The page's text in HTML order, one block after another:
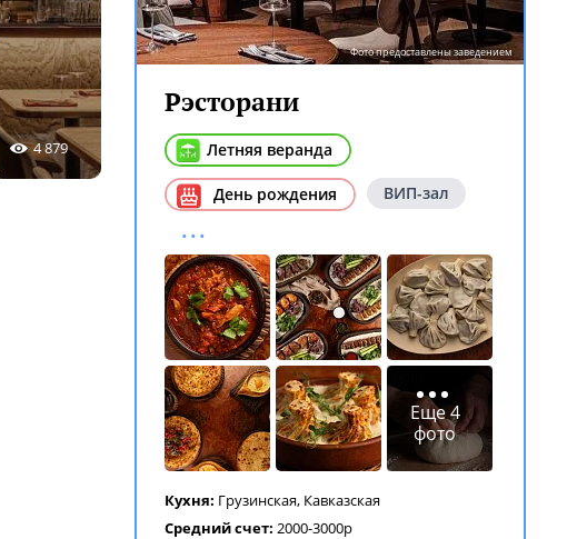
4 879
Фото предоставлены заведением
Рэсторани
Летняя веранда
День рождения ВИП-зал
...
Еще 4
фото
Кухня: Грузинская, Кавказская
Средний счет: 2000-3000р